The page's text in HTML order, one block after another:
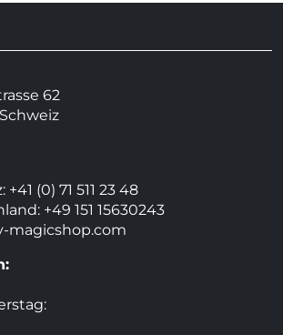
62
(0) 71 511 23 48
+49 151 15630243
magicshop.com